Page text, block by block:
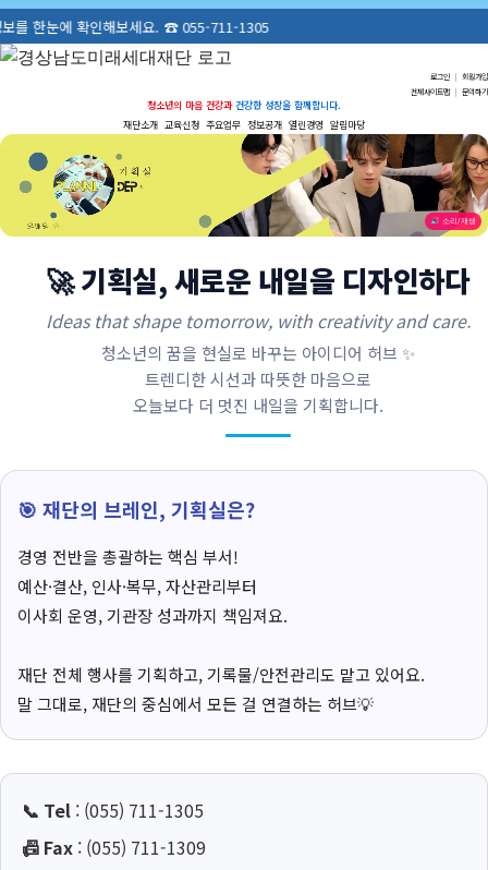
눈에 확인해보세요. ☎ 055-711-1305
로그인 | 회원가입
전체사이트맵 | 문의하기
청소년의 마음 건강과 건강한 성장을 함께합니다.
재단소개 교육신청 주요업무 정보공개 열린경영 알림마당
🔊 소리/재생
🚀 기획실, 새로운 내일을 디자인하다
Ideas that shape tomorrow, with creativity and care.
청소년의 꿈을 현실로 바꾸는 아이디어 허브 ✨
트렌디한 시선과 따뜻한 마음으로
오늘보다 더 멋진 내일을 기획합니다.
🎯 재단의 브레인, 기획실은?
경영 전반을 총괄하는 핵심 부서!
예산·결산, 인사·복무, 자산관리부터
이사회 운영, 기관장 성과까지 책임져요.
재단 전체 행사를 기획하고, 기록물/안전관리도 맡고 있어요.
말 그대로, 재단의 중심에서 모든 걸 연결하는 허브💡
📞 Tel : (055) 711-1305
📠 Fax : (055) 711-1309